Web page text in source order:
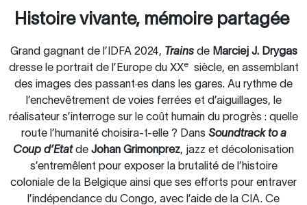
Histoire vivante, mémoire partagée
Grand gagnant de l’IDFA 2024, Trainsde Marciej J. Drygas
dresse le portrait de l’Europe du XXesiècle, en assemblant
des images des passant·es dans les gares. Au rythme de
l’enchevêtrement de voies ferrées et d’aiguillages, le
réalisateur s’interroge sur le coût humain du progrès : quelle
route l’humanité choisira-t-elle ? Dans Soundtrack to a
Coup d’Etatde Johan Grimonprez, jazz et décolonisation
s’entremêlent pour exposer la brutalité de l’histoire
coloniale de la Belgique ainsi que ses efforts pour entraver
l’indépendance du Congo, avec l’aide de la CIA. Ce